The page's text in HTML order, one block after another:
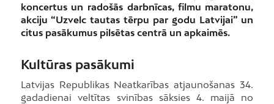
koncertus un radošās darbnīcas, filmu maratonu,
akciju “Uzvelc tautas tērpu par godu Latvijai” un
citus pasākumus pilsētas centrā un apkaimēs.
Kultūras pasākumi
Latvijas Republikas Neatkarības atjaunošanas 34.
gadadienai veltītas svinības sāksies 4. maijā no